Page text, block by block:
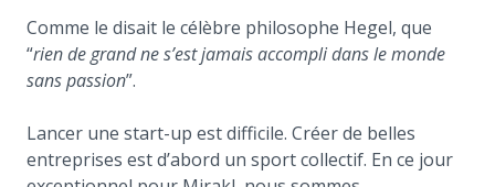
Comme le disait le célèbre philosophe Hegel, que
“rien de grand ne s’est jamais accompli dans le monde
sans passion”.
Lancer une start-up est difficile. Créer de belles
entreprises est d’abord un sport collectif. En ce jour